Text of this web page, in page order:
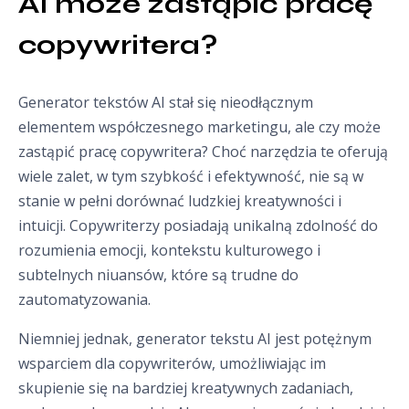
copywritera?
Generator tekstów AI stał się nieodłącznym
elementem współczesnego marketingu, ale czy może
zastąpić pracę copywritera? Choć narzędzia te oferują
wiele zalet, w tym szybkość i efektywność, nie są w
stanie w pełni dorównać ludzkiej kreatywności i
intuicji. Copywriterzy posiadają unikalną zdolność do
rozumienia emocji, kontekstu kulturowego i
subtelnych niuansów, które są trudne do
zautomatyzowania.
Niemniej jednak, generator tekstu AI jest potężnym
wsparciem dla copywriterów, umożliwiając im
skupienie się na bardziej kreatywnych zadaniach,